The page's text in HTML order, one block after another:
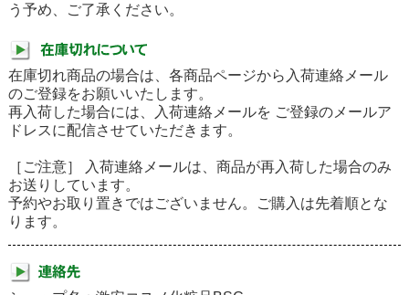
う予め、ご了承ください。
在庫切れ商品の場合は、各商品ページから入荷連絡メール
のご登録をお願いいたします。
再入荷した場合には、入荷連絡メールを ご登録のメールア
ドレスに配信させていただきます。
［ご注意］ 入荷連絡メールは、商品が再入荷した場合のみ
お送りしています。
予約やお取り置きではございません。ご購入は先着順とな
ります。